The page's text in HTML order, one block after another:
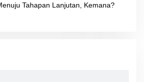
Tahapan Lanjutan, Kemana?